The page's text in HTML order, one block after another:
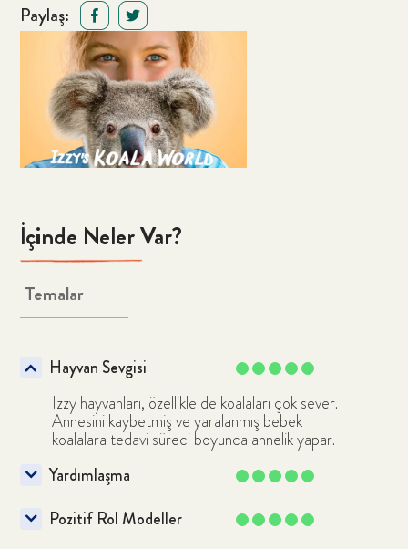
Paylaş:
İçinde Neler Var?
Temalar
Hayvan Sevgisi
Izzy hayvanları, özellikle de koalaları çok sever.
Annesini kaybetmiş ve yaralanmış bebek
koalalara tedavi süreci boyunca annelik yapar.
Yardımlaşma
Pozitif Rol Modeller
Çocuğunuz için uygun olabilecek
içerikleri bulun
Ara